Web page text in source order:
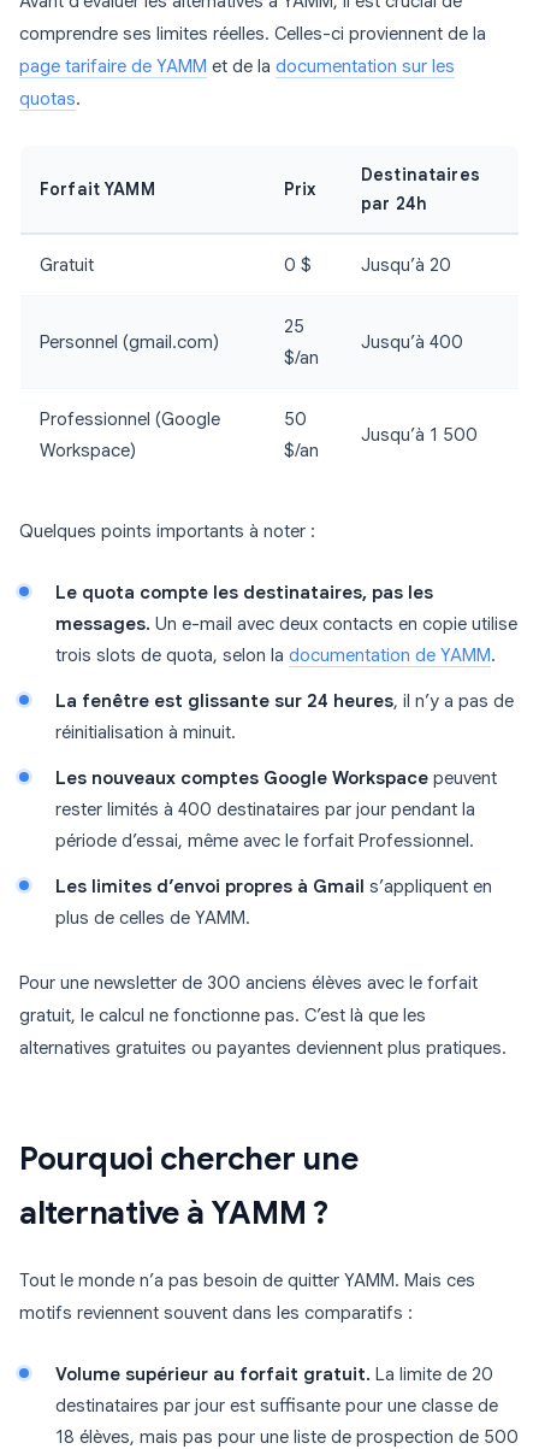
comprendre ses limites réelles. Celles-ci proviennent de la
page tarifaire de YAMM et de la documentation sur les
quotas.
Forfait YAMM Prix
Destinataires
par 24h
Gratuit 0 $ Jusqu’à 20
Personnel (gmail.com)
25
$/an
Jusqu’à 400
Professionnel (Google
Workspace)
50
$/an
Jusqu’à 1 500
Quelques points importants à noter :
Le quota compte les destinataires, pas les
messages. Un e-mail avec deux contacts en copie utilise
trois slots de quota, selon la documentation de YAMM.
La fenêtre est glissante sur 24 heures, il n’y a pas de
réinitialisation à minuit.
Les nouveaux comptes Google Workspace peuvent
rester limités à 400 destinataires par jour pendant la
période d’essai, même avec le forfait Professionnel.
Les limites d’envoi propres à Gmail s’appliquent en
plus de celles de YAMM.
Pour une newsletter de 300 anciens élèves avec le forfait
gratuit, le calcul ne fonctionne pas. C’est là que les
alternatives gratuites ou payantes deviennent plus pratiques.
Pourquoi chercher une
alternative à YAMM ?
Tout le monde n’a pas besoin de quitter YAMM. Mais ces
motifs reviennent souvent dans les comparatifs :
Volume supérieur au forfait gratuit. La limite de 20
destinataires par jour est suffisante pour une classe de
18 élèves, mais pas pour une liste de prospection de 500